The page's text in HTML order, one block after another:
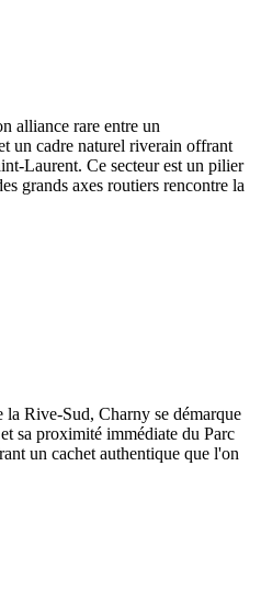
alliance rare entre un
un cadre naturel riverain offrant
Laurent. Ce secteur est un pilier
grands axes routiers rencontre la
la Rive-Sud, Charny se démarque
sa proximité immédiate du Parc
un cachet authentique que l'on